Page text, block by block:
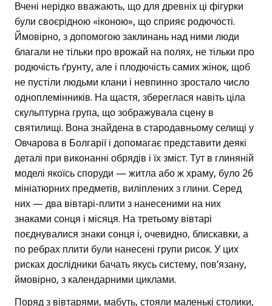
Вчені нерідко вважають, що для древніх ці фігурки
були своєрідною «іконою», що сприяє родючості.
Ймовірно, з допомогою заклинань над ними люди
благали не тільки про врожай на полях, не тільки про
родючість ґрунту, але і плодючість самих жінок, щоб
не пустіли людьми клани і невпинно зростало число
одноплемінників. На щастя, збереглася навіть ціла
скульптурна група, що зображувала сцену в
святилищі. Вона знайдена в стародавньому селищі у
Овчарова в Болгарії і допомагає представити деякі
деталі при виконанні обрядів і їх зміст. Тут в глиняній
моделі якоїсь споруди — житла або ж храму, було 26
мініатюрних предметів, виліплених з глини. Серед
них — два вівтарі-плити з нанесеними на них
знаками сонця і місяця. На третьому вівтарі
поєднувалися знаки сонця і, очевидно, блискавки, а
по ребрах плити були нанесені групи рисок. У цих
рисках дослідники бачать якусь систему, пов’язану,
ймовірно, з календарними циклами.
Поряд з вівтарями, мабуть, стояли маленькі столики,